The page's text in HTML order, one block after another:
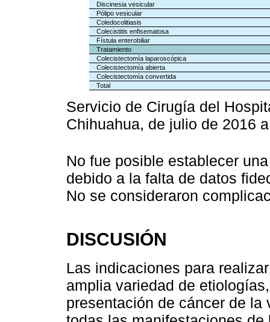
Discinesia vesicular
Pólipo vesicular
Coledocolitiasis
Colecistitis enfisematosa
Fístula enterobiliar
Tratamiento
Colecistectomía laparoscópica
Colecistectomía abierta
Colecistectomía convertida
Total
Servicio de Cirugía del
Chihuahua, de julio de 2016
No fue posible establecer
debido a la falta de datos
No se consideraron
DISCUSIÓN
Las indicaciones para
amplia variedad de
presentación de cáncer de